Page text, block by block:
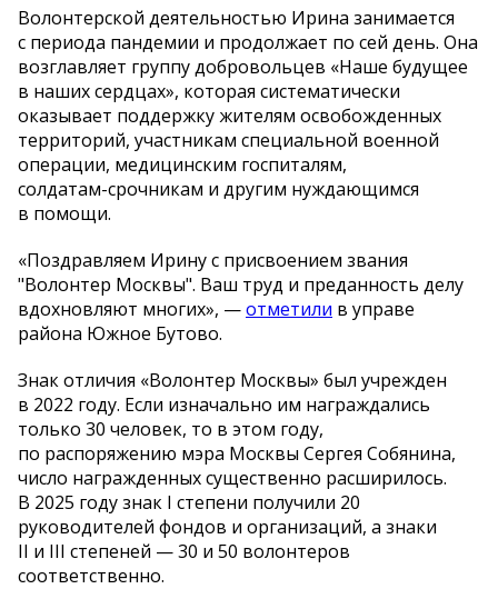
Волонтерской деятельностью Ирина занимается
с периода пандемии и продолжает по сей день. Она
возглавляет группу добровольцев «Наше будущее
в наших сердцах», которая систематически
оказывает поддержку жителям освобожденных
территорий, участникам специальной военной
операции, медицинским госпиталям,
солдатам-срочникам и другим нуждающимся
в помощи.
«Поздравляем Ирину с присвоением звания
"Волонтер Москвы". Ваш труд и преданность делу
вдохновляют многих», —отметили в управе
района Южное Бутово.
Знак отличия «Волонтер Москвы» был учрежден
в 2022 году. Если изначально им награждались
только 30 человек, то в этом году,
по распоряжению мэра Москвы Сергея Собянина,
число награжденных существенно расширилось.
В 2025 году знак I степени получили 20
руководителей фондов и организаций, а знаки
II и III степеней —30 и 50 волонтеров
соответственно.